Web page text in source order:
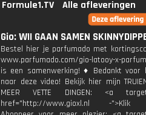
Formule1.TV
Alle afleveringen
Gio: WII GAAN SAMEN
Bestel hier je parfumado met
www.parfumado.com/gio-latooy-x-
is een samenwerking! ♦ Bedankt voor
naar deze video! Bekijk hier mijn
MEER VETTE DINGEN: <a
href="http://www.gioxl.nl -">Klik